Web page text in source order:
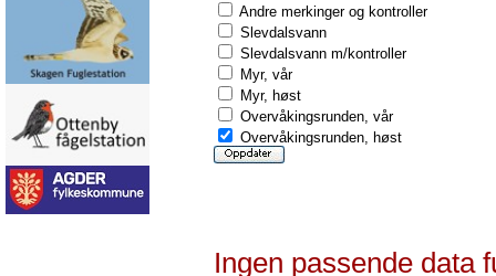
Andre merkinger og kontroller
Slevdalsvann
Slevdalsvann m/kontroller
Myr, vår
Myr, høst
Overvåkingsrunden, vår
Overvåkingsrunden, høst
Ingen passende data